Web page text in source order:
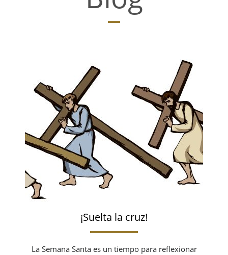
¡Suelta la cruz!
La Semana Santa es un tiempo para reflexionar